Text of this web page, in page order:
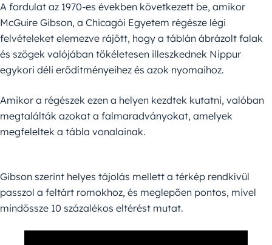
A fordulat az 1970-es években következett be, amikor
McGuire Gibson, a Chicagói Egyetem régésze légi
felvételeket elemezve rájött, hogy a táblán ábrázolt falak
és szögek valójában tökéletesen illeszkednek Nippur
egykori déli erődítményeihez és azok nyomaihoz.
Amikor a régészek ezen a helyen kezdtek kutatni, valóban
megtalálták azokat a falmaradványokat, amelyek
megfeleltek a tábla vonalainak.
Gibson szerint helyes tájolás mellett a térkép rendkívül
passzol a feltárt romokhoz, és meglepően pontos, mivel
mindössze 10 százalékos eltérést mutat.